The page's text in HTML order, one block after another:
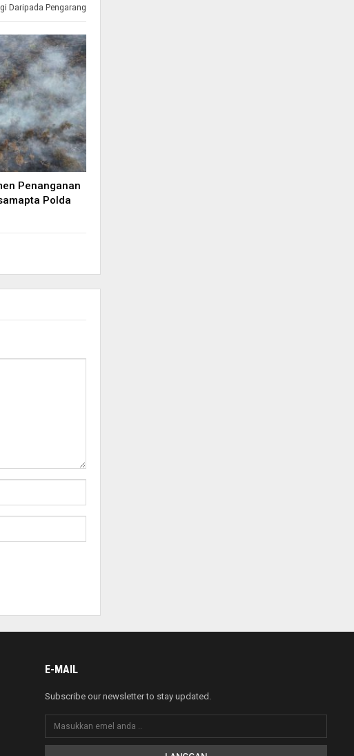
Daripada Pengarang
Penanganan
Polda
E-MAIL
Subscribe our newsletter to stay updated.